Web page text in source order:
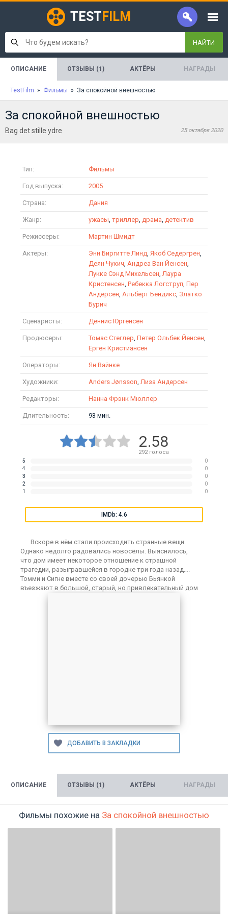
TEST FILM
НАЙТИ
ОПИСАНИЕ ОТЗЫВЫ (1) АКТЁРЫ НАГРАДЫ
TestFilm » Фильмы » За спокойной внешностью
За спокойной внешностью
Bag det stille ydre 25 октября 2020
Тип: Фильмы
Год выпуска: 2005
Страна: Дания
Жанр: ужасы, триллер, драма, детектив
Режиссеры: Мартин Шмидт
Актеры: Энн Биргитте Линд, Якоб Седергрен,
Деян Чукич, Андреа Ван Йенсен,
Лукке Сэнд Михельсен, Лаура
Кристенсен, Ребекка Логструп, Пер
Андерсен, Альберт Бендикс, Златко
Бурич
Сценаристы: Деннис Юргенсен
Продюсеры: Томас Стеглер, Петер Ольбек Йенсен,
Ёрген Кристиансен
Операторы: Ян Вайнке
Художники: Anders Jønsson, Лиза Андерсен
Редакторы: Нанна Фрэнк Мюллер
Длительность: 93 мин.
2.58
292голоса
5
0
4
0
3
0
2
0
1
0
IMDb: 4.6
Вскоре в нём стали происходить странные вещи.
Однако недолго радовались новосёлы. Выяснилось,
что дом имеет некоторое отношение к страшной
трагедии, разыгравшейся в городке три года назад….
Томми и Сигне вместе со своей дочерью Бьянкой
въезжают в большой, старый, но привлекательный дом
ОПИСАНИЕ ОТЗЫВЫ (1) АКТЁРЫ НАГРАДЫ
Фильмы похожие на За спокойной внешностью